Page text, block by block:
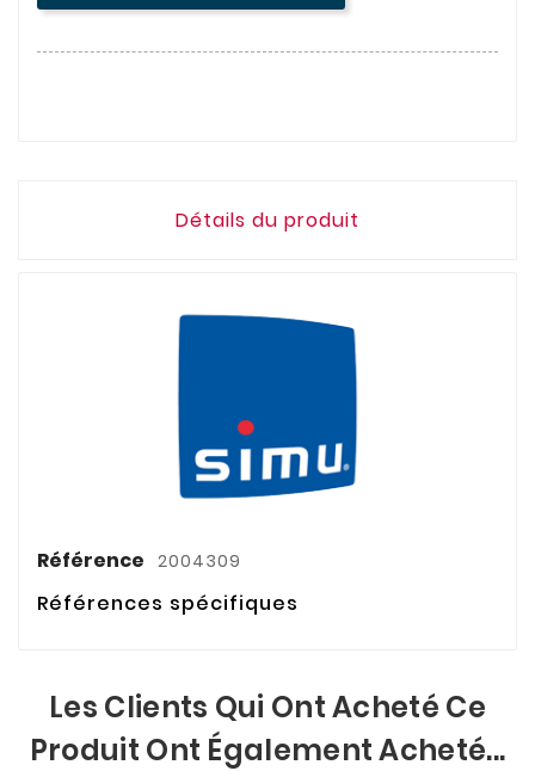
Détails du produit
Référence 2004309
Références spécifiques
Les Clients Qui Ont Acheté Ce
Produit Ont Également Acheté...